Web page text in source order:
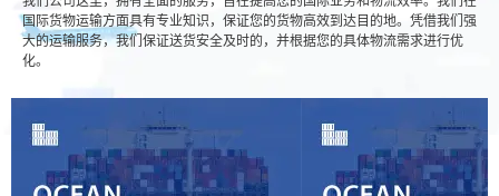
国际货物运输方面具有专业知识，保证您的货物高效到达目的地。凭借我们强
大的运输服务，我们保证送货安全及时的，并根据您的具体物流需求进行优
化。